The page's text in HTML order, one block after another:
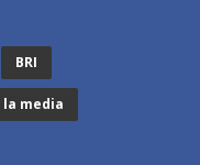
BRI
media